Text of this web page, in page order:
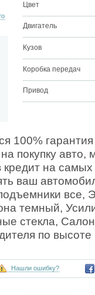
Цвет
Двигатель
Кузов
Коробка передач
Привод
100%
покупку
кредит на
ваш
все,
темный,
стекла,
по высоте
Нашли ошибку?